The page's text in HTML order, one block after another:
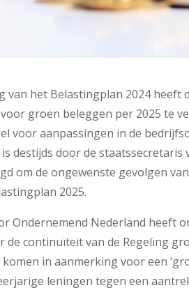
van het Belastingplan 2024 heeft
groen beleggen per 2025 te
voor aanpassingen in de
destijds door de
om de ongewenste gevolgen
2025.
Ondernemend Nederland heeft
de continuïteit van de Regeling
in aanmerking voor een
leningen tegen een